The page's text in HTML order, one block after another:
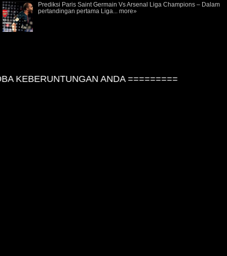
Prediksi Paris Saint Germain Vs Arsenal Liga Champions – Dalam
pertandingan pertama Liga... more»
KEBERUNTUNGAN ANDA =========